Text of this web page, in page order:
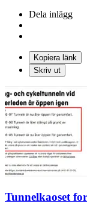
Dela inlägg
Kopiera länk
Skriv ut
Tunnelkaoset